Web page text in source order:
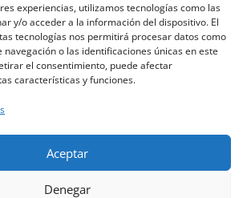
experiencias, utilizamos tecnologías como las
y/o acceder a la información del dispositivo. El
tecnologías nos permitirá procesar datos como
o las identificaciones únicas en este
el consentimiento, puede afectar
características y funciones.
Aceptar
Denegar
🔒 PAGO 100% SEGURO
INFORMACIÓN LEGAL